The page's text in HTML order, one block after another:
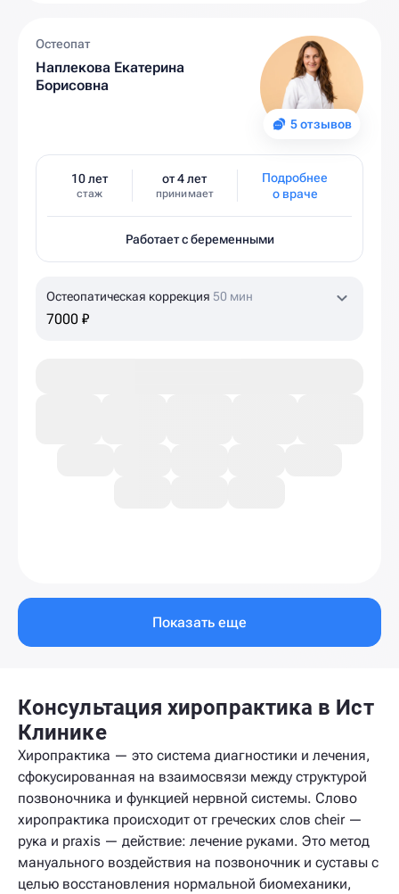
5 отзывов
Остеопат
Наплекова Екатерина
Борисовна
10 лет
стаж
от 4 лет
принимает
Подробнее
о враче
Работает с беременными
Остеопатическая коррекция 50 мин
7000 ₽
Показать еще
Консультация хиропрактика в Ист
Клинике
Хиропрактика — это система диагностики и лечения,
сфокусированная на взаимосвязи между структурой
позвоночника и функцией нервной системы. Слово
хиропрактика происходит от греческих слов cheir —
рука и praxis — действие: лечение руками. Это метод
мануального воздействия на позвоночник и суставы с
целью восстановления нормальной биомеханики,